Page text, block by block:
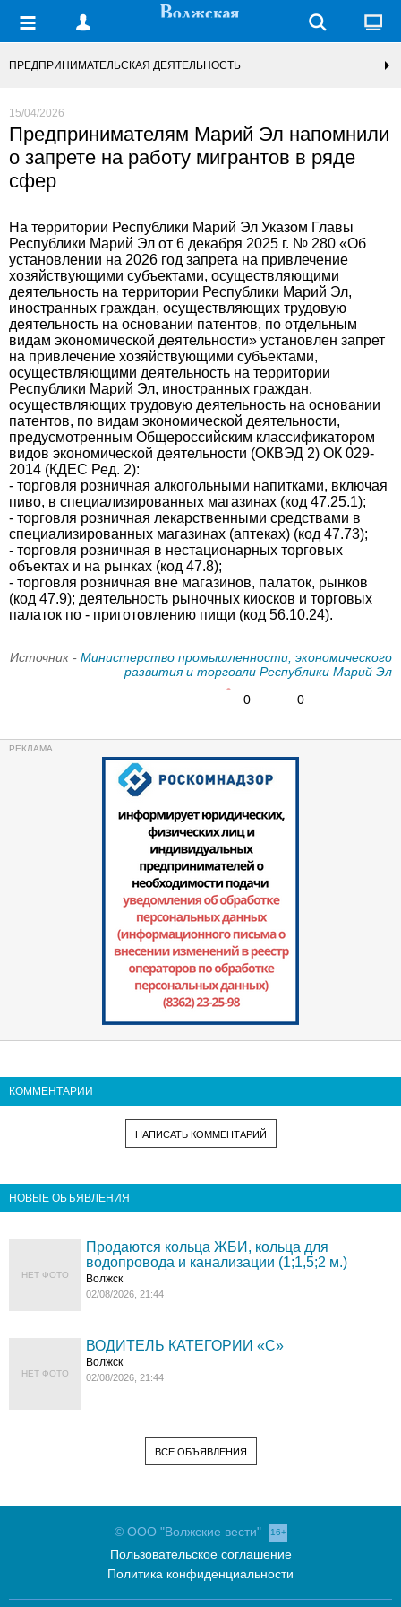
ПРЕДПРИНИМАТЕЛЬСКАЯ ДЕЯТЕЛЬНОСТЬ
15/04/2026
Предпринимателям Марий Эл напомнили
о запрете на работу мигрантов в ряде
сфер
На территории Республики Марий Эл Указом Главы
Республики Марий Эл от 6 декабря 2025 г. № 280 «Об
установлении на 2026 год запрета на привлечение
хозяйствующими субъектами, осуществляющими
деятельность на территории Республики Марий Эл,
иностранных граждан, осуществляющих трудовую
деятельность на основании патентов, по отдельным
видам экономической деятельности» установлен запрет
на привлечение хозяйствующими субъектами,
осуществляющими деятельность на территории
Республики Марий Эл, иностранных граждан,
осуществляющих трудовую деятельность на основании
патентов, по видам экономической деятельности,
предусмотренным Общероссийским классификатором
видов экономической деятельности (ОКВЭД 2) ОК 029-
2014 (КДЕС Ред. 2):
- торговля розничная алкогольными напитками, включая
пиво, в специализированных магазинах (код 47.25.1);
- торговля розничная лекарственными средствами в
специализированных магазинах (аптеках) (код 47.73);
- торговля розничная в нестационарных торговых
объектах и на рынках (код 47.8);
- торговля розничная вне магазинов, палаток, рынков
(код 47.9); деятельность рыночных киосков и торговых
палаток по - приготовлению пищи (код 56.10.24).
Источник - Министерство промышленности, экономического
развития и торговли Республики Марий Эл
0
0
КОММЕНТАРИИ
НАПИСАТЬ КОММЕНТАРИЙ
НОВЫЕ ОБЪЯВЛЕНИЯ
НЕТ ФОТО
Продаются кольца ЖБИ, кольца для
водопровода и канализации (1;1,5;2 м.)
Волжск
02/08/2026, 21:44
НЕТ ФОТО
ВОДИТЕЛЬ КАТЕГОРИИ «C»
Волжск
02/08/2026, 21:44
ВСЕ ОБЪЯВЛЕНИЯ
© ООО "Волжские вести" 16+
Пользовательское соглашение
Политика конфиденциальности